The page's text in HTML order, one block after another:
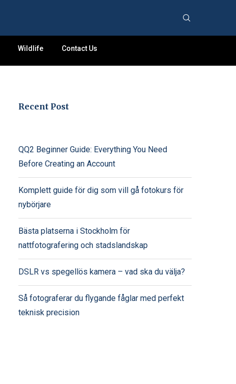
Wildlife Contact Us
Recent Post
QQ2 Beginner Guide: Everything You Need
Before Creating an Account
Komplett guide för dig som vill gå fotokurs för
nybörjare
Bästa platserna i Stockholm för
nattfotografering och stadslandskap
DSLR vs spegellös kamera – vad ska du välja?
Så fotograferar du flygande fåglar med perfekt
teknisk precision